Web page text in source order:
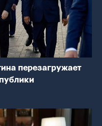
перезагружает